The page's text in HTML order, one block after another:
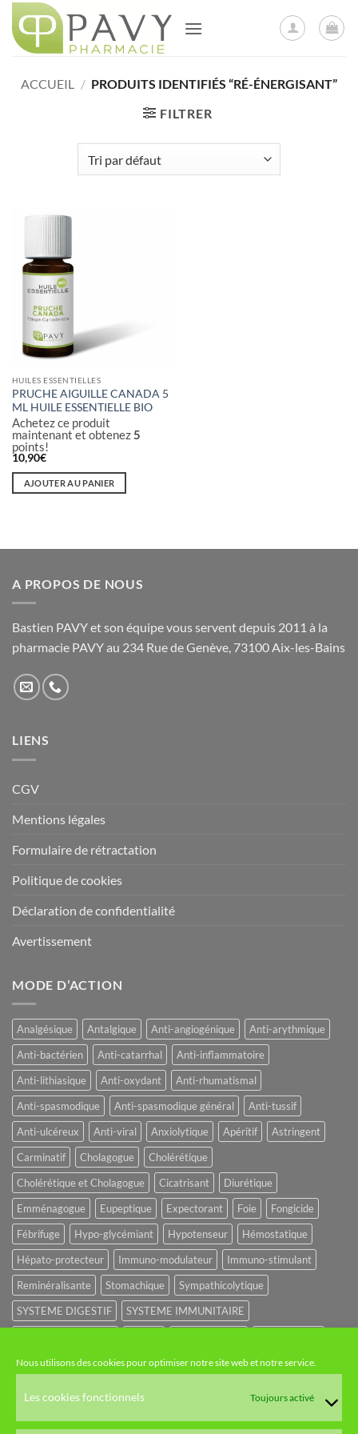
Nous utilisons des cookies pour optimiser notre site web et notre service.
Les cookies fonctionnels Toujours activé
au
contenu
ACCUEIL / PRODUITS IDENTIFIÉS “RÉ-ÉNERGISANT”
FILTRER
HUILES ESSENTIELLES
PRUCHE AIGUILLE CANADA 5
ML HUILE ESSENTIELLE BIO
Achetez ce produit
maintenant et obtenez5
points!
10,90€
AJOUTER AU PANIER
A PROPOS DE NOUS
Bastien PAVY et son équipe vous servent depuis 2011 à la
pharmacie PAVY au 234 Rue de Genève, 73100 Aix-les-Bains
LIENS
CGV
Mentions légales
Formulaire de rétractation
Politique de cookies
Déclaration de confidentialité
Avertissement
MODE D’ACTION
Analgésique Antalgique Anti-angiogénique
Anti-arythmique
Anti-bactérien
Anti-catarrhal
Anti-inflammatoire
Anti-lithiasique
Anti-oxydant
Anti-rhumatismal
Anti-spasmodique
Anti-spasmodique général
Anti-tussif
Anti-ulcéreux
Anti-viral Anxiolytique Apéritif
Astringent
Carminatif
Cholagogue
Cholérétique
Cholérétique et Cholagogue
Cicatrisant
Diurétique
Emménagogue
Eupeptique Expectorant Foie
Fongicide
Fébrifuge
Hypo-glycémiant Hypotenseur
Hémostatique
Hépato-protecteur
Immuno-modulateur
Immuno-stimulant
Reminéralisante
Stomachique
Sympathicolytique
SYSTEME DIGESTIF
SYSTEME IMMUNITAIRE
NOS CATÉGORIES